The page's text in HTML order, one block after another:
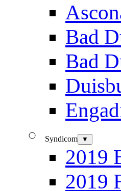
Bad
Bad
Syndicom ▼
2019
2019